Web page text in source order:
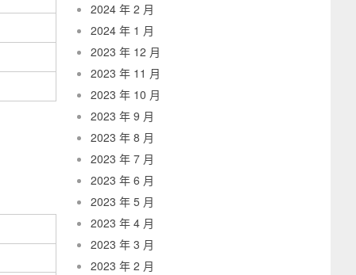
2024 年 2 月
2024 年 1 月
2023 年 12 月
2023 年 11 月
2023 年 10 月
2023 年 9 月
2023 年 8 月
2023 年 7 月
2023 年 6 月
2023 年 5 月
2023 年 4 月
2023 年 3 月
2023 年 2 月